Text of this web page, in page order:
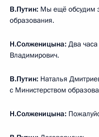
В.Путин: Мы ещё обсудим
образования.
Н.Солженицына: Два
Владимирович.
В.Путин: Наталья
с Министерством
Н.Солженицына: